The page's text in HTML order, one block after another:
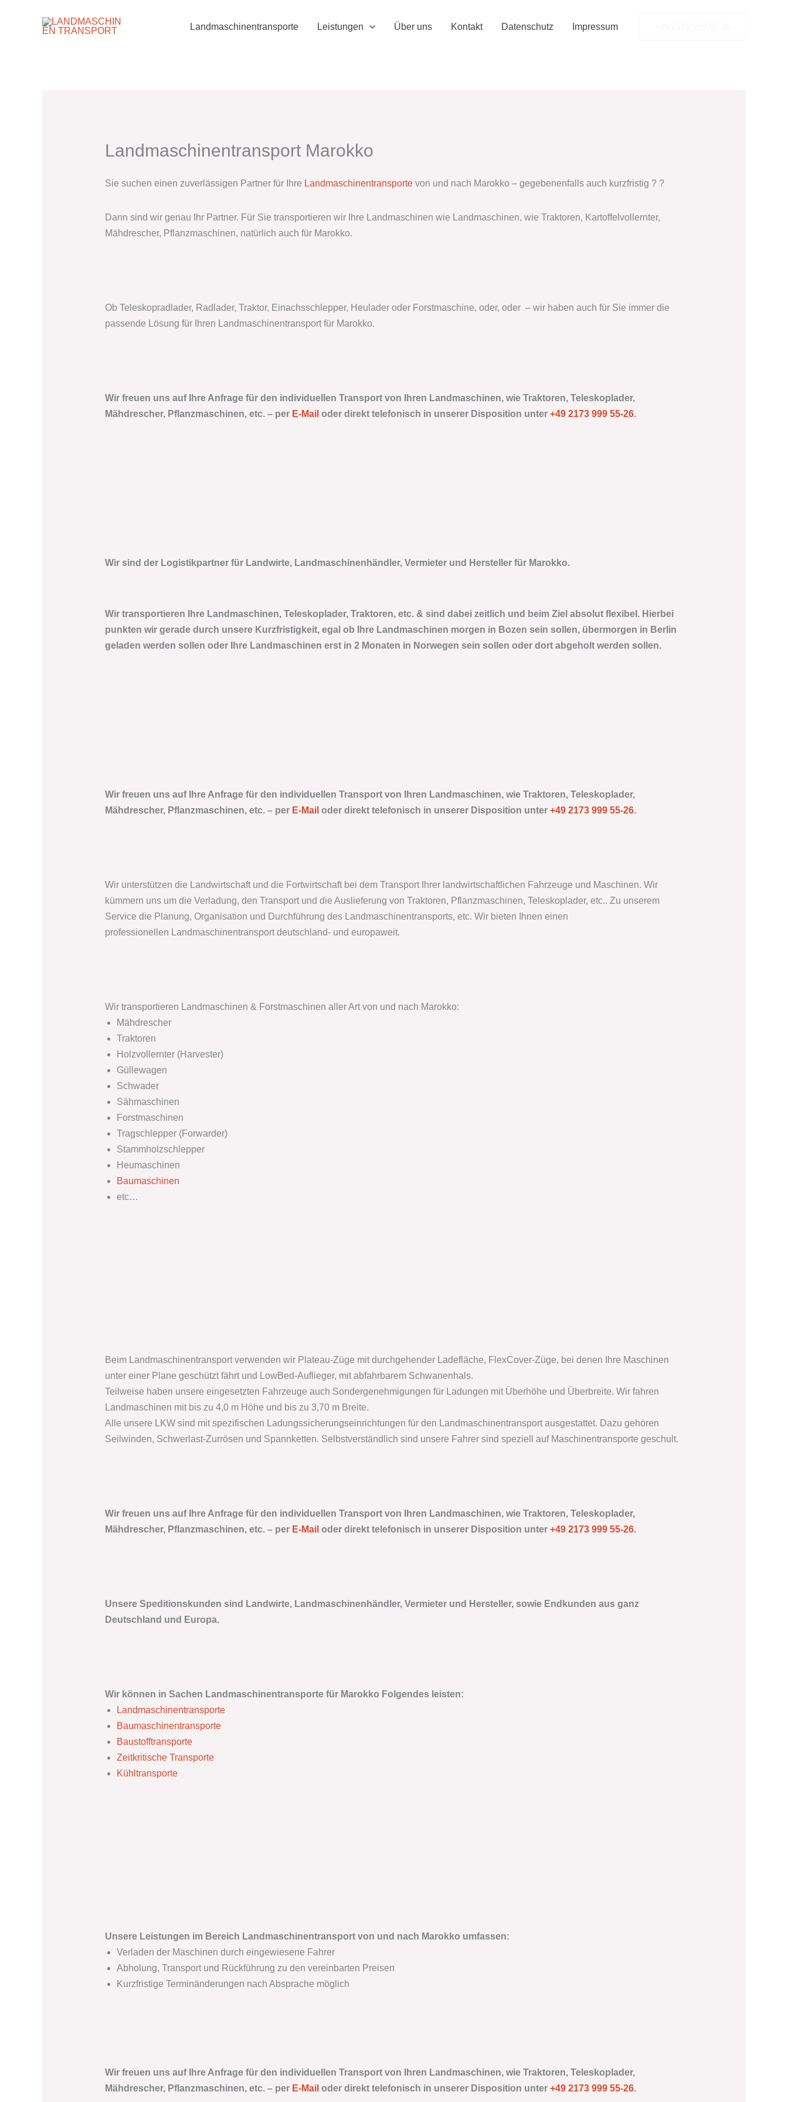
Landmaschinentransporte Leistungen Über uns Kontakt Datenschutz Impressum
Landmaschinentransport Marokko
Sie suchen einen zuverlässigen Partner für Ihre Landmaschinentransportevon und nach Marokko – gegebenenfalls auch kurzfristig ? ?
Dann sind wir genau Ihr Partner. Für Sie transportieren wir Ihre Landmaschinen wie Landmaschinen, wie Traktoren, Kartoffelvollernter,
Mähdrescher, Pflanzmaschinen, natürlich auch für Marokko.
Ob Teleskopradlader, Radlader, Traktor, Einachsschlepper, Heulader oder Forstmaschine, oder, oder – wir haben auch für Sie immer die
passende Lösung für Ihren Landmaschinentransport für Marokko.
Wir freuen uns auf Ihre Anfrage für den individuellen Transport von Ihren Landmaschinen, wie Traktoren, Teleskoplader,
Mähdrescher, Pflanzmaschinen, etc. – per E-Mail oder direkt telefonisch in unserer Disposition unter +49 2173 999 55-26.
Wir sind der Logistikpartner für Landwirte, Landmaschinenhändler, Vermieter und Hersteller für Marokko.
Wir transportieren Ihre Landmaschinen, Teleskoplader, Traktoren, etc. & sind dabei zeitlich und beim Ziel absolut flexibel. Hierbei
punkten wir gerade durch unsere Kurzfristigkeit, egal ob Ihre Landmaschinen morgen in Bozen sein sollen, übermorgen in Berlin
geladen werden sollen oder Ihre Landmaschinen erst in 2 Monaten in Norwegen sein sollen oder dort abgeholt werden sollen.
Wir freuen uns auf Ihre Anfrage für den individuellen Transport von Ihren Landmaschinen, wie Traktoren, Teleskoplader,
Mähdrescher, Pflanzmaschinen, etc. – per E-Mail oder direkt telefonisch in unserer Disposition unter +49 2173 999 55-26.
Wir unterstützen die Landwirtschaft und die Fortwirtschaft bei dem Transport Ihrer landwirtschaftlichen Fahrzeuge und Maschinen. Wir
kümmern uns um die Verladung, den Transport und die Auslieferung von Traktoren, Pflanzmaschinen, Teleskoplader, etc.. Zu unserem
Service die Planung, Organisation und Durchführung des Landmaschinentransports, etc. Wir bieten Ihnen einen
professionellen Landmaschinentransport deutschland- und europaweit.
Wir transportieren Landmaschinen & Forstmaschinen aller Art von und nach Marokko:
Mähdrescher
Traktoren
Holzvollernter (Harvester)
Güllewagen
Schwader
Sähmaschinen
Forstmaschinen
Tragschlepper (Forwarder)
Stammholzschlepper
Heumaschinen
Baumaschinen
etc…
Beim Landmaschinentransport verwenden wir Plateau-Züge mit durchgehender Ladefläche, FlexCover-Züge, bei denen Ihre Maschinen
unter einer Plane geschützt fährt und LowBed-Auflieger, mit abfahrbarem Schwanenhals.
Teilweise haben unsere eingesetzten Fahrzeuge auch Sondergenehmigungen für Ladungen mit Überhöhe und Überbreite. Wir fahren
Landmaschinen mit bis zu 4,0 m Höhe und bis zu 3,70 m Breite.
Alle unsere LKW sind mit spezifischen Ladungssicherungseinrichtungen für den Landmaschinentransport ausgestattet. Dazu gehören
Seilwinden, Schwerlast-Zurrösen und Spannketten. Selbstverständlich sind unsere Fahrer sind speziell auf Maschinentransporte geschult.
Wir freuen uns auf Ihre Anfrage für den individuellen Transport von Ihren Landmaschinen, wie Traktoren, Teleskoplader,
Mähdrescher, Pflanzmaschinen, etc. – per E-Mail oder direkt telefonisch in unserer Disposition unter +49 2173 999 55-26.
Unsere Speditionskunden sind Landwirte, Landmaschinenhändler, Vermieter und Hersteller, sowie Endkunden aus ganz
Deutschland und Europa.
Wir können in Sachen Landmaschinentransporte für Marokko Folgendes leisten:
Landmaschinentransporte
Baumaschinentransporte
Baustofftransporte
Zeitkritische Transporte
Kühltransporte
Unsere Leistungen im Bereich Landmaschinentransport von und nach Marokko umfassen:
Verladen der Maschinen durch eingewiesene Fahrer
Abholung, Transport und Rückführung zu den vereinbarten Preisen
Kurzfristige Terminänderungen nach Absprache möglich
Wir freuen uns auf Ihre Anfrage für den individuellen Transport von Ihren Landmaschinen, wie Traktoren, Teleskoplader,
Mähdrescher, Pflanzmaschinen, etc. – per E-Mail oder direkt telefonisch in unserer Disposition unter +49 2173 999 55-26.